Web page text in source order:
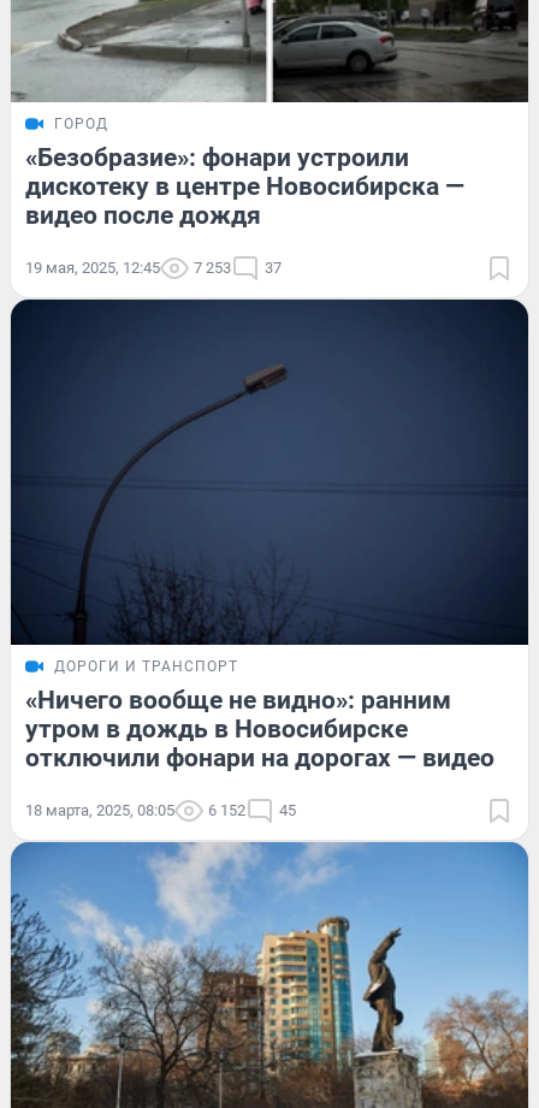
ГОРОД
«Безобразие»: фонари устроили
дискотеку в центре Новосибирска —
видео после дождя
19 мая, 2025, 12:45 7 253 37
ДОРОГИ И ТРАНСПОРТ
«Ничего вообще не видно»: ранним
утром в дождь в Новосибирске
отключили фонари на дорогах — видео
18 марта, 2025, 08:05 6 152 45